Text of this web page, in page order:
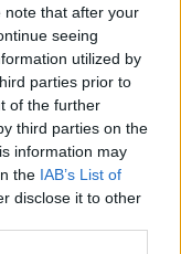
note that after your
seeing
utilized by
parties prior to
of the further
third parties on the
information may
the IAB’s List of
disclose it to other